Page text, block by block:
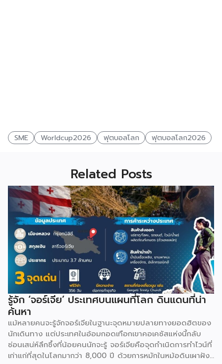
SME Worldcup2026 ฟุตบอลโลก ฟุตบอลโลก2026
Related Posts
รู้จัก ‘จอร์เจีย’ ประเทศบนแผนที่โลก ดินแดนที่น่า
ค้นหา
แม้หลายคนจะรู้จักจอร์เจียในฐานะจุดหมายปลายทางยอดฮิตของ
นักเดินทาง แต่ประเทศในอ้อมกอดเทือกเขาคอเคซัสแห่งนี้กลับ
ซ่อนเสน่ห์ลึกซึ้งที่น้อยคนนักจะรู้ จอร์เจียคือจุดกำเนิดการทำไวน์ที่
เก่าแก่ที่สุดในโลกมากว่า 8,000 ปี ด้วยการหมักในหม้อดินเผาฝัง